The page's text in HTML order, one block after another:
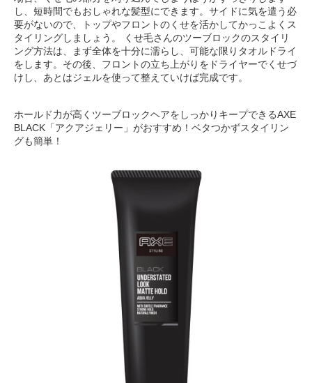
し、短時間でもおしゃれな髪型にできます。サイドに気を遣う必
要がないので、トップやフロントのくせを活かしてかっこよくス
タイリングしましょう。 くせ毛さんのツーブロックのスタイリ
ング方法は、まず全体を十分に濡らし、可能な限りタオルドライ
をします。その後、フロントの立ち上がりをドライヤーでくせづ
けし、あとはジェルを使って整えていけば完成です。
ホールド力が高くツーブロックヘアをしっかりキープできるAXE
BLACK「アクアジェリー」がおすすめ！ベタつかずスタイリン
グも簡単！